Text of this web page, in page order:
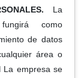
La
como
de datos
área o
La empresa se